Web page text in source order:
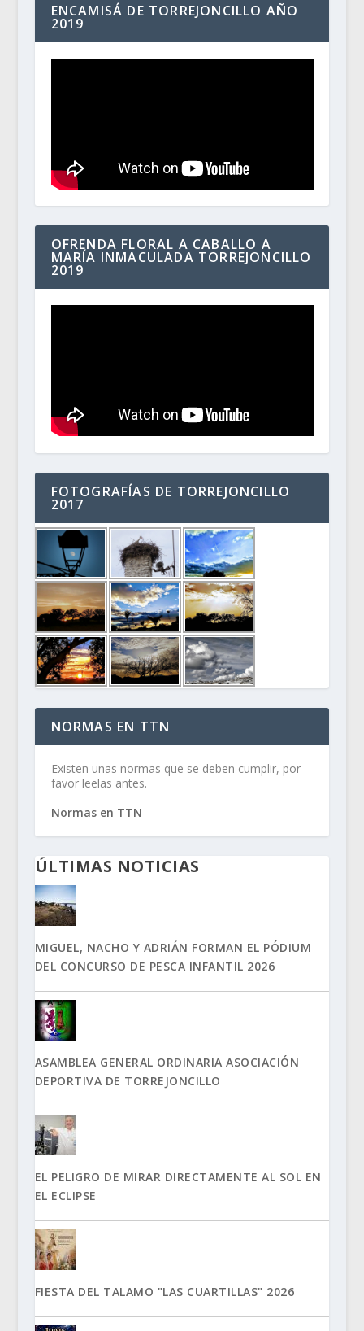
ENCAMISÁ DE TORREJONCILLO AÑO
2019
OFRENDA FLORAL A CABALLO A
MARÍA INMACULADA TORREJONCILLO
2019
FOTOGRAFÍAS DE TORREJONCILLO
2017
NORMAS EN TTN
Existen unas normas que se deben cumplir, por
favor leelas antes.
Normas en TTN
ÚLTIMAS NOTICIAS
MIGUEL, NACHO Y ADRIÁN FORMAN EL PÓDIUM
DEL CONCURSO DE PESCA INFANTIL 2026
ASAMBLEA GENERAL ORDINARIA ASOCIACIÓN
DEPORTIVA DE TORREJONCILLO
EL PELIGRO DE MIRAR DIRECTAMENTE AL SOL EN
EL ECLIPSE
FIESTA DEL TALAMO "LAS CUARTILLAS" 2026